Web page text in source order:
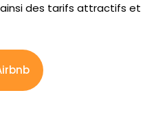
des tarifs attractifs et